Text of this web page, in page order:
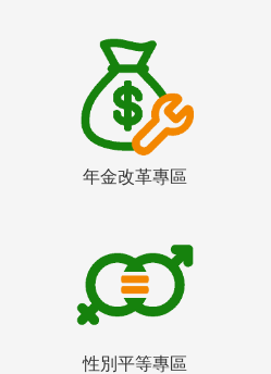
年金改革專區
性別平等專區